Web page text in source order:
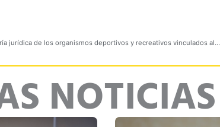
Reconocimiento de la personería jurídica de los organismos deportivos y recreativos vinculados al Sistema Nacional del Deporte
NOTICIAS